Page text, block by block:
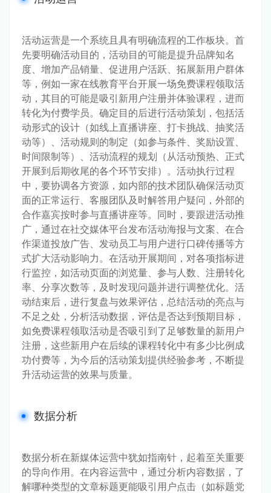
活动运营是一个系统且具有明确流程的工作板块。首
先要明确活动目的，活动目的可能是提升品牌知名
度、增加产品销量、促进用户活跃、拓展新用户群体
等，例如一家在线教育平台开展一场免费课程领取活
动，其目的可能是吸引新用户注册并体验课程，进而
转化为付费学员。确定目的后进行活动策划，包括活
动形式的设计（如线上直播讲座、打卡挑战、抽奖活
动等）、活动规则的制定（如参与条件、奖励设置、
时间限制等）、活动流程的规划（从活动预热、正式
开展到后期收尾的各个环节安排）。活动执行过程
中，要协调各方资源，如内部的技术团队确保活动页
面的正常运行、客服团队及时解答用户疑问，外部的
合作嘉宾按时参与直播讲座等。同时，要跟进活动推
广，通过在社交媒体平台发布活动海报与文案、在合
作渠道投放广告、发动员工与用户进行口碑传播等方
式扩大活动影响力。在活动开展期间，对各项指标进
行监控，如活动页面的浏览量、参与人数、注册转化
率、分享次数等，及时发现问题并进行调整优化。活
动结束后，进行复盘与效果评估，总结活动的亮点与
不足之处，分析活动数据，评估是否达到预期目标，
如免费课程领取活动是否吸引到了足够数量的新用户
注册，这些新用户在后续的课程转化中有多少比例成
功付费等，为今后的活动策划提供经验参考，不断提
升活动运营的效果与质量。
数据分析
数据分析在新媒体运营中犹如指南针，起着至关重要
的导向作用。在内容运营中，通过分析内容数据，了
解哪种类型的文章标题更能吸引用户点击（如标题党